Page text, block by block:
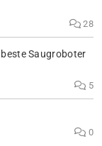
28
Saugroboter
5
0